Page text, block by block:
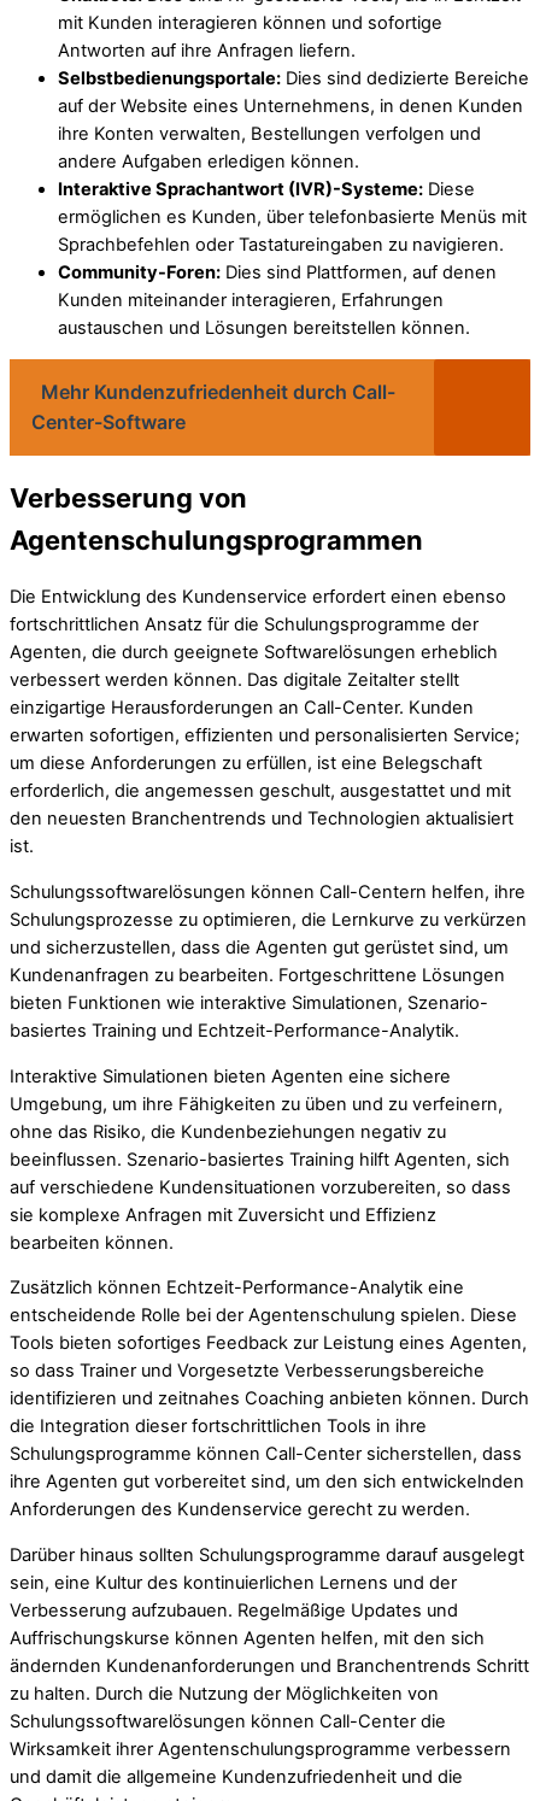
mit Kunden interagieren können und sofortige
Antworten auf ihre Anfragen liefern.
Selbstbedienungsportale: Dies sind dedizierte Bereiche
auf der Website eines Unternehmens, in denen Kunden
ihre Konten verwalten, Bestellungen verfolgen und
andere Aufgaben erledigen können.
Interaktive Sprachantwort (IVR)-Systeme: Diese
ermöglichen es Kunden, über telefonbasierte Menüs mit
Sprachbefehlen oder Tastatureingaben zu navigieren.
Community-Foren: Dies sind Plattformen, auf denen
Kunden miteinander interagieren, Erfahrungen
austauschen und Lösungen bereitstellen können.
Mehr Kundenzufriedenheit durch Call-
Center-Software
Verbesserung von
Agentenschulungsprogrammen
Die Entwicklung des Kundenservice erfordert einen ebenso
fortschrittlichen Ansatz für die Schulungsprogramme der
Agenten, die durch geeignete Softwarelösungen erheblich
verbessert werden können. Das digitale Zeitalter stellt
einzigartige Herausforderungen an Call-Center. Kunden
erwarten sofortigen, effizienten und personalisierten Service;
um diese Anforderungen zu erfüllen, ist eine Belegschaft
erforderlich, die angemessen geschult, ausgestattet und mit
den neuesten Branchentrends und Technologien aktualisiert
ist.
Schulungssoftwarelösungen können Call-Centern helfen, ihre
Schulungsprozesse zu optimieren, die Lernkurve zu verkürzen
und sicherzustellen, dass die Agenten gut gerüstet sind, um
Kundenanfragen zu bearbeiten. Fortgeschrittene Lösungen
bieten Funktionen wie interaktive Simulationen, Szenario-
basiertes Training und Echtzeit-Performance-Analytik.
Interaktive Simulationen bieten Agenten eine sichere
Umgebung, um ihre Fähigkeiten zu üben und zu verfeinern,
ohne das Risiko, die Kundenbeziehungen negativ zu
beeinflussen. Szenario-basiertes Training hilft Agenten, sich
auf verschiedene Kundensituationen vorzubereiten, so dass
sie komplexe Anfragen mit Zuversicht und Effizienz
bearbeiten können.
Zusätzlich können Echtzeit-Performance-Analytik eine
entscheidende Rolle bei der Agentenschulung spielen. Diese
Tools bieten sofortiges Feedback zur Leistung eines Agenten,
so dass Trainer und Vorgesetzte Verbesserungsbereiche
identifizieren und zeitnahes Coaching anbieten können. Durch
die Integration dieser fortschrittlichen Tools in ihre
Schulungsprogramme können Call-Center sicherstellen, dass
ihre Agenten gut vorbereitet sind, um den sich entwickelnden
Anforderungen des Kundenservice gerecht zu werden.
Darüber hinaus sollten Schulungsprogramme darauf ausgelegt
sein, eine Kultur des kontinuierlichen Lernens und der
Verbesserung aufzubauen. Regelmäßige Updates und
Auffrischungskurse können Agenten helfen, mit den sich
ändernden Kundenanforderungen und Branchentrends Schritt
zu halten. Durch die Nutzung der Möglichkeiten von
Schulungssoftwarelösungen können Call-Center die
Wirksamkeit ihrer Agentenschulungsprogramme verbessern
und damit die allgemeine Kundenzufriedenheit und die